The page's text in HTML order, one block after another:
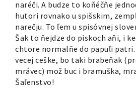
naréči. A budze to koňéčňe
hutori rovnako u spišskim,
narečju. To ľem u spisóvnej
Šak to ňejdze do piskoch aňi, i
chtore normalňe do papuľi patri.
vecej ceške, bo taki brabeňak
mrávec) mož buc i bramuška,
Šaľenstvo!